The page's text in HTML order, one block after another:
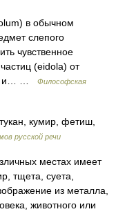
в обычном
слепого
чувственное
(eidola) от
и… …
Философская
кумир, фетиш,
русской речи
местах имеет
тщета, суета,
из металла,
животного или